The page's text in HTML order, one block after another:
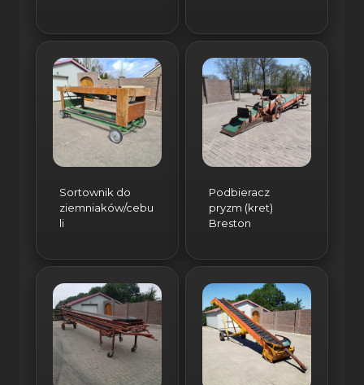
Sortownik do
ziemniaków/cebu
li
Podbieracz
pryzm (kret)
Breston